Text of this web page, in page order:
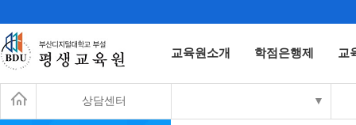
교육원소개 학점은행제 교
상담센터 ▼